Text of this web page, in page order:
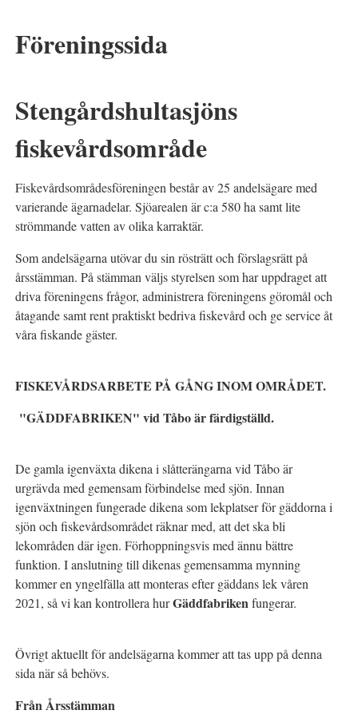
Föreningssida
Stengårdshultasjöns
fiskevårdsområde
Fiskevårdsområdesföreningen består av 25 andelsägare med
varierande ägarnadelar. Sjöarealen är c:a 580 ha samt lite
strömmande vatten av olika karraktär.
Som andelsägarna utövar du sin rösträtt och förslagsrätt på
årsstämman. På stämman väljs styrelsen som har uppdraget att
driva föreningens frågor, administrera föreningens göromål och
åtagande samt rent praktiskt bedriva fiskevård och ge service åt
våra fiskande gäster.
FISKEVÅRDSARBETE PÅ GÅNG INOM OMRÅDET.
"GÄDDFABRIKEN" vid Tåbo är färdigställd.
De gamla igenväxta dikena i slåtterängarna vid Tåbo är
urgrävda med gemensam förbindelse med sjön. Innan
igenväxtningen fungerade dikena som lekplatser för gäddorna i
sjön och fiskevårdsområdet räknar med, att det ska bli
lekområden där igen. Förhoppningsvis med ännu bättre
funktion. I anslutning till dikenas gemensamma mynning
kommer en yngelfälla att monteras efter gäddans lek våren
2021, så vi kan kontrollera hurGäddfabrikenfungerar.
Övrigt aktuellt för andelsägarna kommer att tas upp på denna
sida när så behövs.
Från Årsstämman